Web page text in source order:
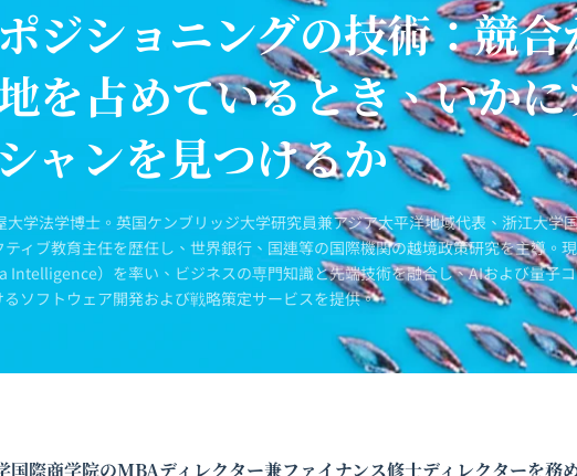
ジショニングの技術：競合
を占めているとき、いか
ャンを見つけるか
大学法学博士。英国ケンブリッジ大学研究員兼アジア太平洋地域代表、浙江大学
ィブ教育主任を歴任し、世界銀行、国連等の国際機関の越境政策研究を主導。
Intelligence）を率い、ビジネスの専門知識と先端技術を融合し、AIおよび量子
ソフトウェア開発および戦略策定サービスを提供。
国際商学院のMBAディレクター兼ファイナンス修士ディレクターを務